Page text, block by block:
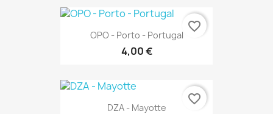
OPO - Porto - Portugal
4,00 €
favorite_border
DZA - Mayotte
favorite_border